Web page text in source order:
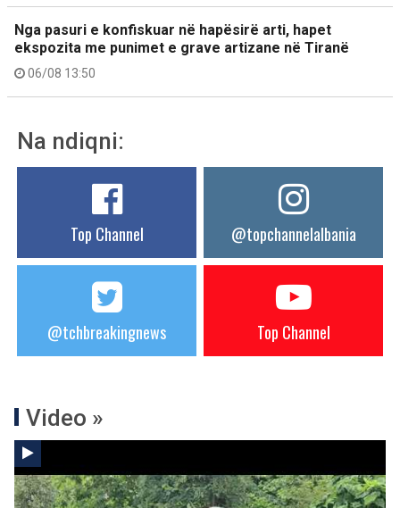
Nga pasuri e konfiskuar në hapësirë arti, hapet
ekspozita me punimet e grave artizane në Tiranë
06/08 13:50
Na ndiqni:
Top Channel @topchannelalbania
@tchbreakingnews Top Channel
Video »